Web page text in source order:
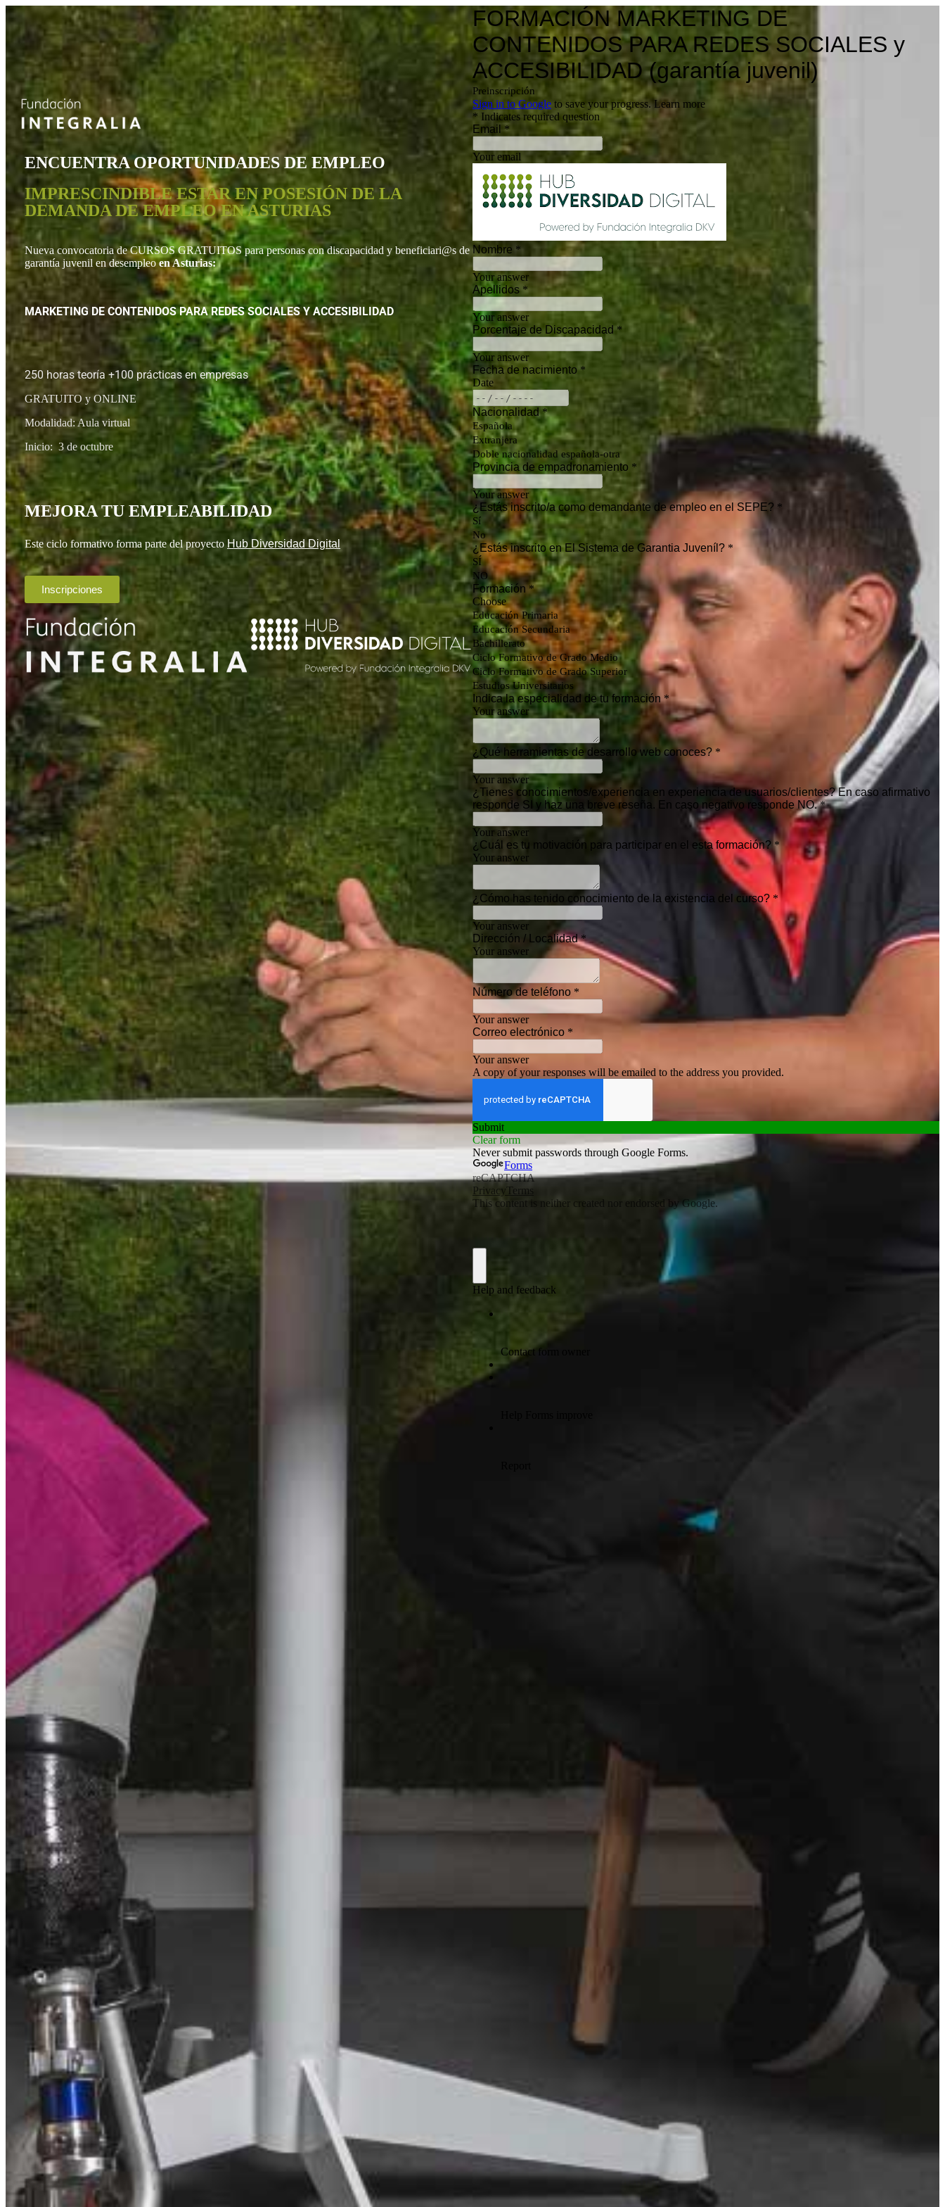
ENCUENTRA OPORTUNIDADES DE EMPLEO
IMPRESCINDIBLE ESTAR EN POSESIÓN DE LA
DEMANDA DE EMPLEO EN ASTURIAS
Nueva convocatoria de CURSOS GRATUITOS para personas con discapacidad y beneficiari@s de
garantía juvenil en desempleoen Asturias:
MARKETING DE CONTENIDOS PARA REDES SOCIALES Y ACCESIBILIDAD
250 horas teoría +100 prácticas en empresas
GRATUITO y ONLINE
Modalidad: Aula virtual
Inicio: 3 de octubre
MEJORA TU EMPLEABILIDAD
Este ciclo formativo forma parte del proyecto Hub Diversidad Digital
Inscripciones